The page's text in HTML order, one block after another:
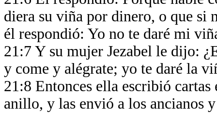
diera su viña por dinero, o que si
él respondió: Yo no te daré mi
21:7 Y su mujer Jezabel le dijo:
y come y alégrate; yo te daré la
21:8 Entonces ella escribió
anillo, y las envió a los ancianos